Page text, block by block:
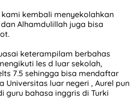
kembali menyekolahkan
Alhamdulillah juga bisa
keterampilam berbahas
les d luar sekolah,
7.5 sehingga bisa mendaftar
Universitas luar negeri , Aurel pun
guru bahasa inggris di Turki